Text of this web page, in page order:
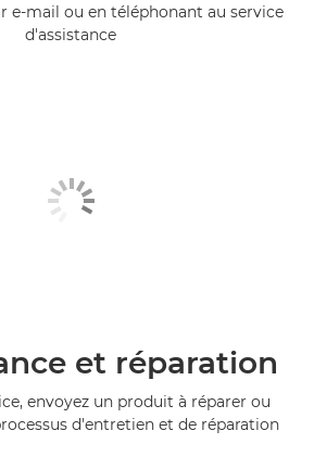
e-mail ou en téléphonant au service
d'assistance
et réparation
envoyez un produit à réparer ou
d'entretien et de réparation